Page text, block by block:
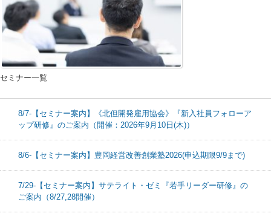
セミナー一覧
8/7-【セミナー案内】《北但開発雇用協会》『新入社員フォローア
ップ研修』のご案内（開催：2026年9月10日(木)）
8/6-【セミナー案内】豊岡経営改善創業塾2026(申込期限9/9まで)
7/29-【セミナー案内】サテライト・ゼミ『若手リーダー研修』の
ご案内（8/27,28開催）